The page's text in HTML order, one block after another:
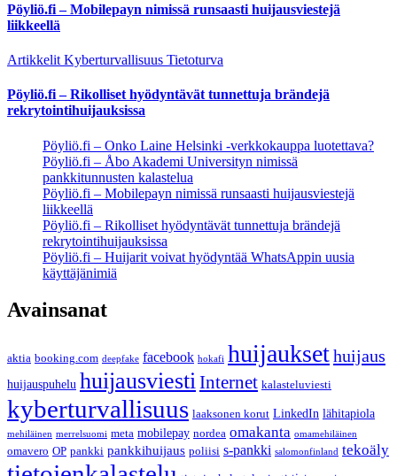
Pöyliö.fi – Mobilepayn nimissä runsaasti huijausviestejä
liikkeellä
Artikkelit Kyberturvallisuus Tietoturva
Pöyliö.fi – Rikolliset hyödyntävät tunnettuja brändejä
rekrytointihuijauksissa
Pöyliö.fi – Onko Laine Helsinki -verkkokauppa luotettava?
Pöyliö.fi – Åbo Akademi Universityn nimissä
pankkitunnusten kalastelua
Pöyliö.fi – Mobilepayn nimissä runsaasti huijausviestejä
liikkeellä
Pöyliö.fi – Rikolliset hyödyntävät tunnettuja brändejä
rekrytointihuijauksissa
Pöyliö.fi – Huijarit voivat hyödyntää WhatsAppin uusia
käyttäjänimiä
Avainsanat
aktia booking.com deepfake facebook hokafi huijauksethuijaus
huijauspuhelu huijausviestiInternet kalasteluviesti
kyberturvallisuus laaksonen korut LinkedIn lähitapiola
mehiläinen merrelsuomi meta mobilepay nordea omakanta omamehiläinen
omavero OP pankki pankkihuijaus poliisi s-pankki salomonfinland tekoäly